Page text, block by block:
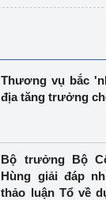
Thương vụ bắc
địa tăng trưởng
Bộ trưởng Bộ
Hùng giải đáp
thảo luận Tổ về